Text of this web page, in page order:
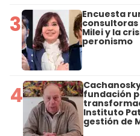
3 Encuesta
consultoras
Milei y la
peronismo
4 fundación
Instituto
gestión de